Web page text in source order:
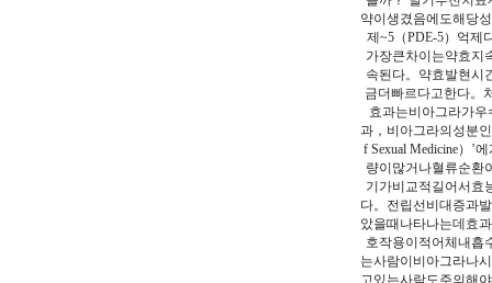
약이생겼음에도해당
제~5（PDE-5）억제
가장큰차이는약효지
속된다。약효발현시
금더빠르다고한다。
효과는비아그라가
과，비아그라의성분
f Sexual Medicine）’
량이많거나혈류순환
기가비교적길어서효
다。전립선비대증과
았을때나타나는데효
호작용이적어체내흡
는사람이비아그라나
고있는사람도주의해